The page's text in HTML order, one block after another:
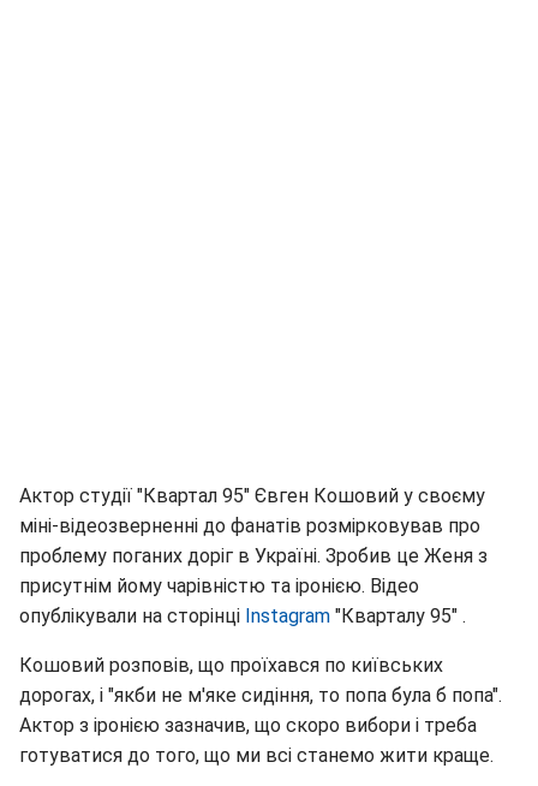
Актор студії "Квартал 95" Євген Кошовий у своєму
міні-відеозверненні до фанатів розмірковував про
проблему поганих доріг в Україні. Зробив це Женя з
присутнім йому чарівністю та іронією. Відео
опублікували на сторінці Іnstagram "Кварталу 95" .
Кошовий розповів, що проїхався по київських
дорогах, і "якби не м'яке сидіння, то попа була б попа".
Актор з іронією зазначив, що скоро вибори і треба
готуватися до того, що ми всі станемо жити краще.